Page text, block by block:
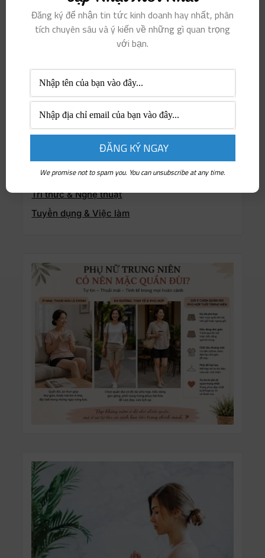
Học hành & Đào tạo
Hướng nghiệp & Dạy nghề
Người truyền cảm hứng
Phụ nữ & xe
Phụ nữ khởi nghiệp
Sống Thiện & Sống Xanh
Sức khỏe & Làm đẹp
Thông tin doanh nghiệp
Tri thức & Nghệ thuật
Tuyển dụng & Việc làm
Đăng ký để nhận tin tức kinh doanh hay nhất, phân
tích chuyên sâu và ý kiến ​​về những gì quan trọng
với bạn.
We promise not to spam you. You can unsubscribe at any time.